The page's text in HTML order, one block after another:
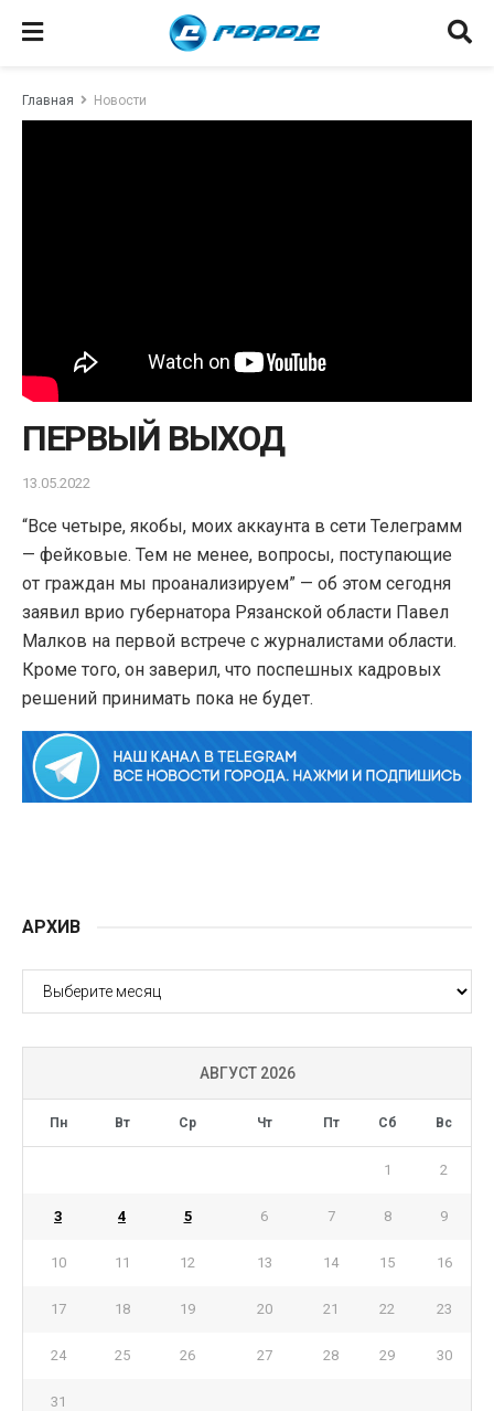
Главная Новости
ПЕРВЫЙ ВЫХОД
13.05.2022
“Все четыре, якобы, моих аккаунта в сети Телеграмм
— фейковые. Тем не менее, вопросы, поступающие
от граждан мы проанализируем” — об этом сегодня
заявил врио губернатора Рязанской области Павел
Малков на первой встрече с журналистами области.
Кроме того, он заверил, что поспешных кадровых
решений принимать пока не будет.
АРХИВ
АРХИВ
АВГУСТ 2026
Пн Вт Ср Чт Пт Сб Вс
1 2
3 4 5 6 7 8 9
10 11 12 13 14 15 16
17 18 19 20 21 22 23
24 25 26 27 28 29 30
31